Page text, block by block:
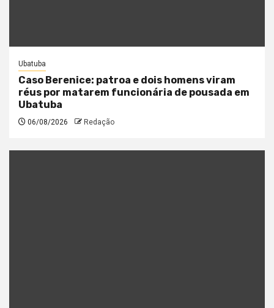
Ubatuba
Caso Berenice: patroa e dois homens viram
réus por matarem funcionária de pousada em
Ubatuba
06/08/2026 Redação